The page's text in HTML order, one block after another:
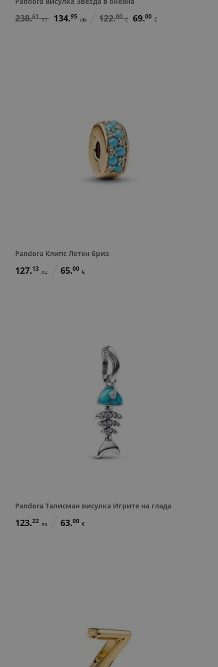
238.61 лв. 134.95 лв. 122.00 € 69.00 €
Pandora Клипс Летен бриз
127.13 лв. 65.00 €
Pandora Талисман висулка Игрите на глада
123.22 лв. 63.00 €